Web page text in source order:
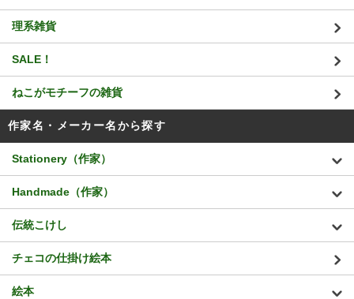
理系雑貨
SALE！
ねこがモチーフの雑貨
作家名・メーカー名から探す
Stationery（作家）
Handmade（作家）
伝統こけし
チェコの仕掛け絵本
絵本